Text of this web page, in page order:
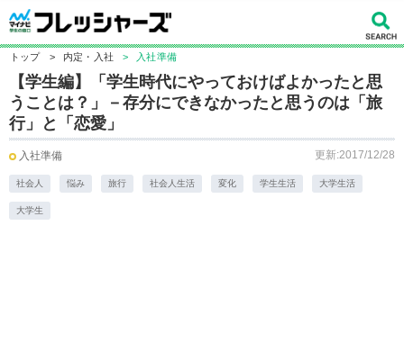
トップ > 内定・入社 > 入社準備
【学生編】「学生時代にやっておけばよかったと思
うことは？」－存分にできなかったと思うのは「旅
行」と「恋愛」
入社準備 更新:2017/12/28
社会人 悩み 旅行 社会人生活 変化 学生生活 大学生活
大学生